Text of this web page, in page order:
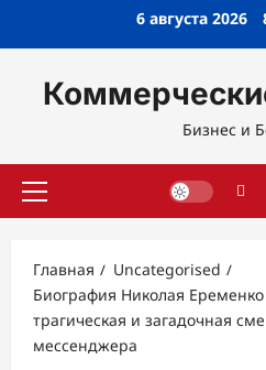
6 августа 2026
Бизнес и
Основное
Главная
Uncategorised
Биография Николая
трагическая и загадочная
мессенджера